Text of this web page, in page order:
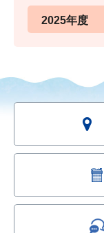
2025年度